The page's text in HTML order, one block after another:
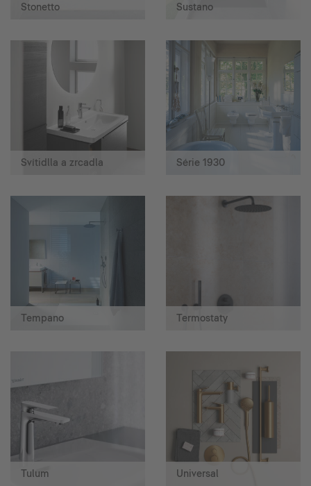
Stonetto Sustano
Svítidlla a zrcadla Série 1930
Tempano Termostaty
Tulum Universal